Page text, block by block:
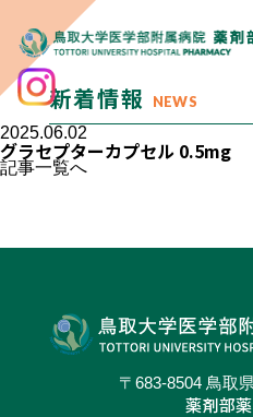
新着情報 NEWS
2025.06.02
グラセプターカプセル 0.5mg
記事一覧へ
〒683-8504 鳥取
薬剤部